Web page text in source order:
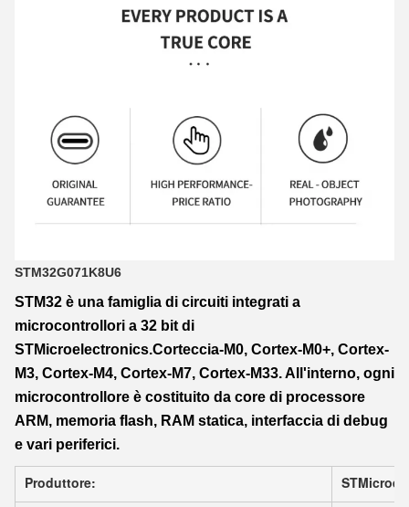
STM32G071K8U6
STM32 è una famiglia di circuiti integrati a
microcontrollori a 32 bit di
STMicroelectronics.Corteccia-M0, Cortex-M0+, Cortex-
M3, Cortex-M4, Cortex-M7, Cortex-M33. All'interno, ogni
microcontrollore è costituito da core di processore
ARM, memoria flash, RAM statica, interfaccia di debug
e vari periferici.
Produttore: